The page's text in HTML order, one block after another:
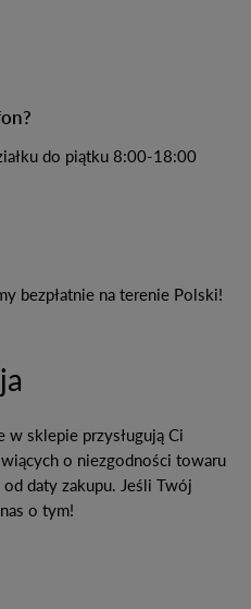
do piątku 8:00-18:00
bezpłatnie na terenie Polski!
sklepie przysługują Ci
o niezgodności towaru
od daty zakupu. Jeśli Twój
o tym!